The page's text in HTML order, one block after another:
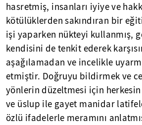
hasretmiş, insanları iyiye ve
kötülüklerden sakındıran bir
işi yaparken nükteyi kullanmış,
kendisini de tenkit ederek
aşağılamadan ve incelikle
etmiştir. Doğruyu bildirmek ve
yönlerin düzeltmesi için
ve üslup ile gayet manidar
özlü ifadelerle meramını